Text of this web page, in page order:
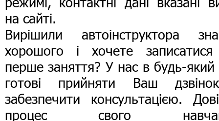
на сайті.
Вирішили автоінструктора
хорошого і хочете
перше заняття? У нас в будь-який
готові прийняти Ваш
забезпечити консультацією.
процес свого